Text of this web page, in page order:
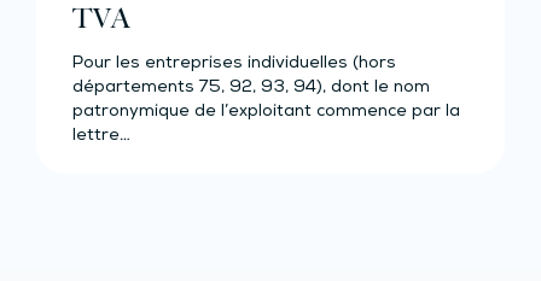
TVA
Pour les entreprises individuelles (hors
départements 75, 92, 93, 94), dont le nom
patronymique de l’exploitant commence par la
lettre…